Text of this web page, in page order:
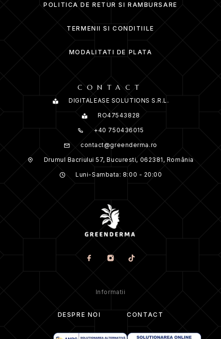
POLITICA DE RETUR SI RAMBURSARE
TERMENII SI CONDITIILE
MODALITATI DE PLATA
CONTACT
DIGITALEASE SOLUTIONS S.R.L.
RO47543828
+40 750436015
contact@greenderma.ro
Drumul Bacriului 57, Bucuresti, 062381, România
Luni-Sambata: 8:00 - 20:00
Informatii
DESPRE NOI CONTACT